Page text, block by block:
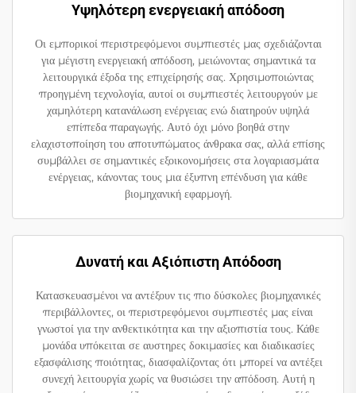
Υψηλότερη ενεργειακή απόδοση
Οι εμπορικοί περιστρεφόμενοι συμπιεστές μας σχεδιάζονται
για μέγιστη ενεργειακή απόδοση, μειώνοντας σημαντικά τα
λειτουργικά έξοδα της επιχείρησής σας. Χρησιμοποιώντας
προηγμένη τεχνολογία, αυτοί οι συμπιεστές λειτουργούν με
χαμηλότερη κατανάλωση ενέργειας ενώ διατηρούν υψηλά
επίπεδα παραγωγής. Αυτό όχι μόνο βοηθά στην
ελαχιστοποίηση του αποτυπώματος άνθρακα σας, αλλά επίσης
συμβάλλει σε σημαντικές εξοικονομήσεις στα λογαριασμάτα
ενέργειας, κάνοντας τους μια έξυπνη επένδυση για κάθε
βιομηχανική εφαρμογή.
Δυνατή και Αξιόπιστη Απόδοση
Κατασκευασμένοι να αντέξουν τις πιο δύσκολες βιομηχανικές
περιβάλλοντες, οι περιστρεφόμενοι συμπιεστές μας είναι
γνωστοί για την ανθεκτικότητα και την αξιοπιστία τους. Κάθε
μονάδα υπόκειται σε αυστηρες δοκιμασίες και διαδικασίες
εξασφάλισης ποιότητας, διασφαλίζοντας ότι μπορεί να αντέξει
συνεχή λειτουργία χωρίς να θυσιώσει την απόδοση. Αυτή η